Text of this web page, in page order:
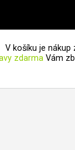
V košíku je nákup
zdarma Vám